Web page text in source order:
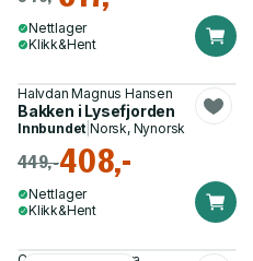
Nettlager
Klikk&Hent
Halvdan Magnus Hansen
Bakken i Lysefjorden
Innbundet |Norsk, Nynorsk
449,-408,-
Nettlager
Klikk&Hent